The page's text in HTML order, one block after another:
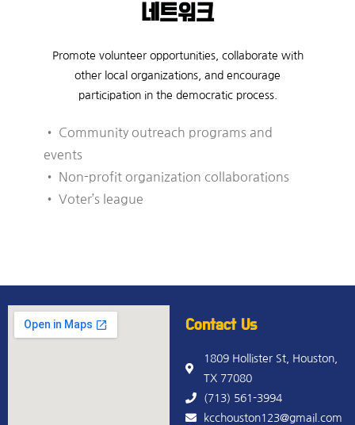
네트워크
Promote volunteer opportunities, collaborate with
other local organizations, and encourage
participation in the democratic process.
• Community outreach programs and
events
• Non-profit organization collaborations
• Voter’s league
Contact Us
1809 Hollister St, Houston,
TX 77080
(713) 561-3994
kcchouston123@gmail.com